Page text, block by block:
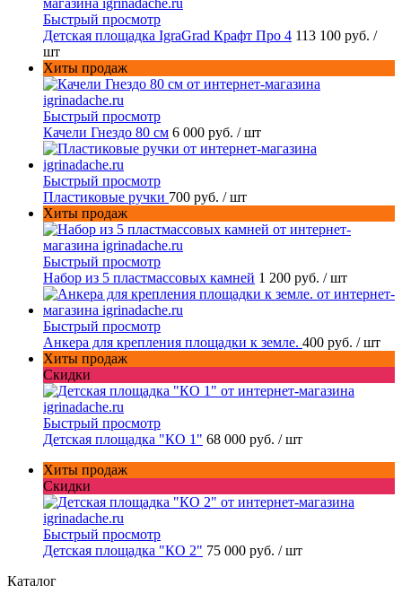
Быстрый просмотр
Детская площадка IgraGrad Крафт Про 4 113 100 руб. /
шт
Хиты продаж
Быстрый просмотр
Качели Гнездо 80 см 6 000 руб. / шт
Быстрый просмотр
Пластиковые ручки 700 руб. / шт
Хиты продаж
Быстрый просмотр
Набор из 5 пластмассовых камней 1 200 руб. / шт
Быстрый просмотр
Анкера для крепления площадки к земле. 400 руб. / шт
Хиты продаж
Скидки
Быстрый просмотр
Детская площадка "КО 1" 68 000 руб. / шт
Хиты продаж
Скидки
Быстрый просмотр
Детская площадка "КО 2" 75 000 руб. / шт
Каталог